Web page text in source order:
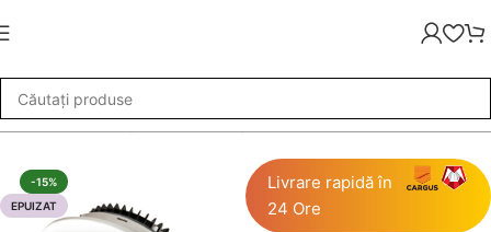
de Iluminat»Spoturi LED»Spot Led Ø140 12W=50W 6400K
-15%
EPUIZAT
Livrare rapidă în
24 Ore